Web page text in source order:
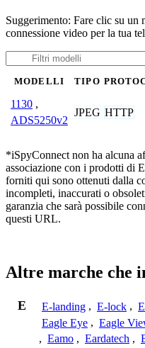
Suggerimento: Fare clic su un
connessione video per la tua
MODELLI TIPO
1130 ,
ADS5250v2
JPEG HTTP
*iSpyConnect non ha alcuna
associazione con i prodotti di
forniti qui sono ottenuti dalla
incompleti, inaccurati o
garanzia che sarà possibile
questi URL.
Altre marche che
E E-landing , E-lock ,
Eagle Eye , Eagle
, Eamo , Eardatech ,